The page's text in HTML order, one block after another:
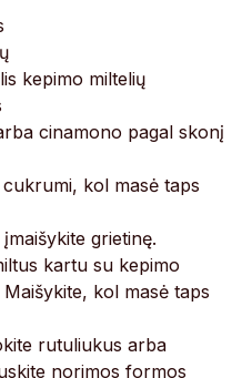
kepimo miltelių
cinamono pagal skonį
kol masė taps
grietinę.
kartu su kepimo
kol masė taps
rutuliukus arba
norimos formos